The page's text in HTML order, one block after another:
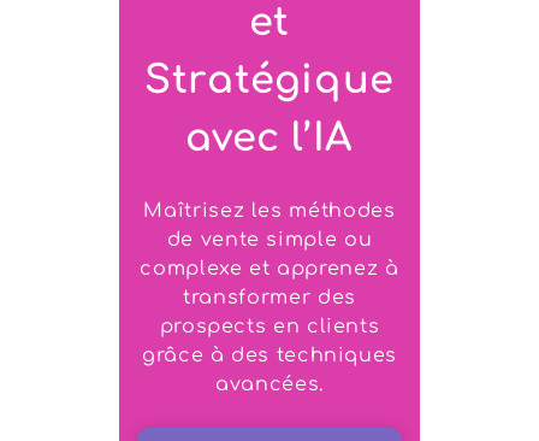
et
Stratégique
avec l’IA
Maîtrisez les méthodes
de vente simple ou
complexe et apprenez à
transformer des
prospects en clients
grâce à des techniques
avancées.